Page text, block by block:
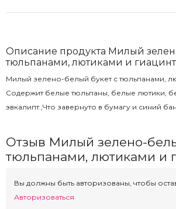
Описание продукта Милый
тюльпанами, лютиками и
Милый зелено-белый букет с тюльпанами,
Содержит белые тюльпаны, белые лютики,
эвкалипт.,Что завернуто в бумагу и синий
Отзыв Милый зелено-
тюльпанами, лютиками и
Вы должны быть авторизованы, чтобы
Авторизоваться